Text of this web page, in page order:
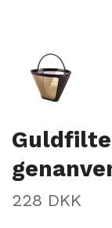
228 DKK